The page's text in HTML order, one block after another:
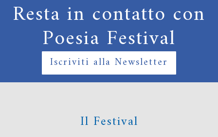
Resta in contatto con
Poesia Festival
Iscriviti alla Newsletter
Il Festival